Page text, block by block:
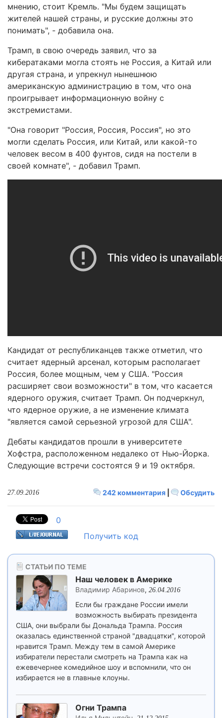
мнению, стоит Кремль. "Мы будем защищать
жителей нашей страны, и русские должны это
понимать", - добавила она.
Трамп, в свою очередь заявил, что за
кибератаками могла стоять не Россия, а Китай или
другая страна, и упрекнул нынешнюю
американскую администрацию в том, что она
проигрывает информационную войну с
экстремистами.
"Она говорит "Россия, Россия, Россия", но это
могли сделать Россия, или Китай, или какой-то
человек весом в 400 фунтов, сидя на постели в
своей комнате", - добавил Трамп.
Кандидат от республиканцев также отметил, что
считает ядерный арсенал, которым располагает
Россия, более мощным, чем у США. "Россия
расширяет свои возможности" в том, что касается
ядерного оружия, считает Трамп. Он подчеркнул,
что ядерное оружие, а не изменение климата
"является самой серьезной угрозой для США".
Дебаты кандидатов прошли в университете
Хофстра, расположенном недалеко от Нью-Йорка.
Следующие встречи состоятся 9 и 19 октября.
242 комментария Обсудить
27.09.2016
0
Получить код
СТАТЬИ ПО ТЕМЕ
Наш человек в Америке
Владимир Абаринов, 26.04.2016
Если бы граждане России имели
возможность выбирать президента
США, они выбрали бы Дональда Трампа. Россия
оказалась единственной страной "двадцатки", которой
нравится Трамп. Между тем в самой Америке
избиратели перестали смотреть на Трампа как на
ежевечернее комедийное шоу и вспомнили, что он
избирается не в главные клоуны.
Огни Трампа